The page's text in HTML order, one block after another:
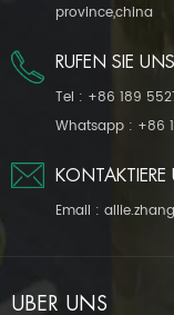
province,china
RUFEN SIE
Tel : +86 189
Whatsapp : +86
KONTAKTIERE
Email :
ÜBER UNS